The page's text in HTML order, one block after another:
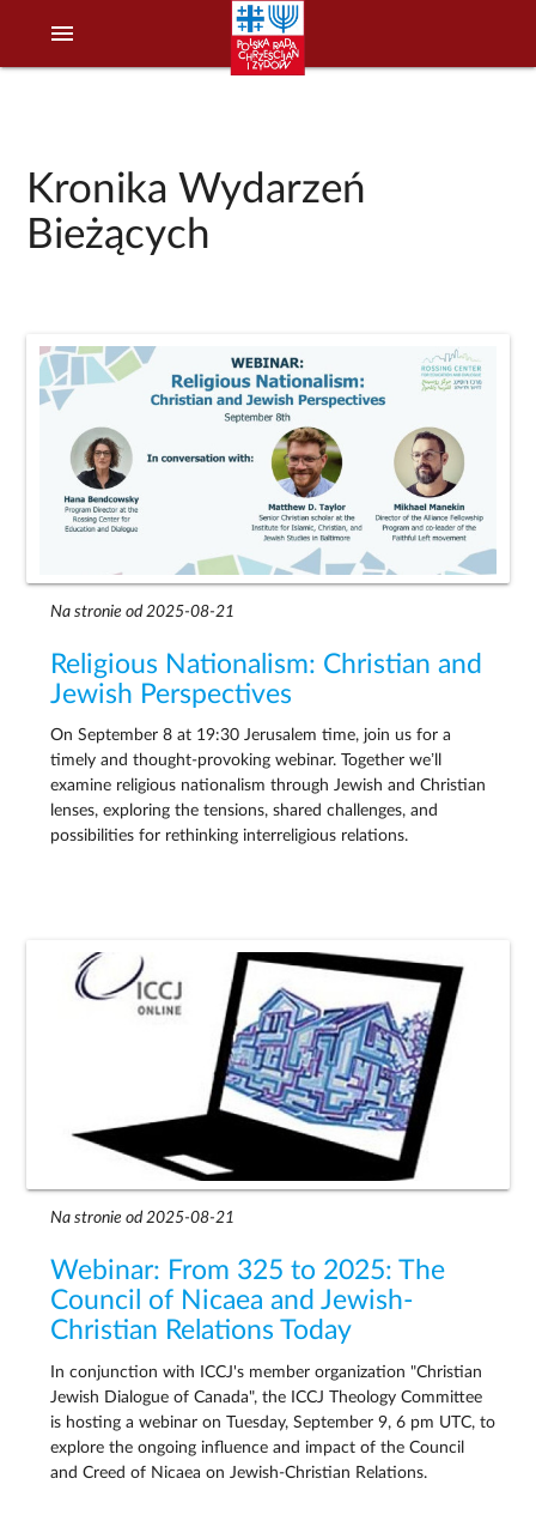
menu
Kronika Wydarzeń
Bieżących
Na stronie od 2025-08-21
Religious Nationalism: Christian and
Jewish Perspectives
On September 8 at 19:30 Jerusalem time, join us for a
timely and thought-provoking webinar. Together we’ll
examine religious nationalism through Jewish and Christian
lenses, exploring the tensions, shared challenges, and
possibilities for rethinking interreligious relations.
Na stronie od 2025-08-21
Webinar: From 325 to 2025: The
Council of Nicaea and Jewish-
Christian Relations Today
In conjunction with ICCJ's member organization "Christian
Jewish Dialogue of Canada", the ICCJ Theology Committee
is hosting a webinar on Tuesday, September 9, 6 pm UTC, to
explore the ongoing influence and impact of the Council
and Creed of Nicaea on Jewish-Christian Relations.